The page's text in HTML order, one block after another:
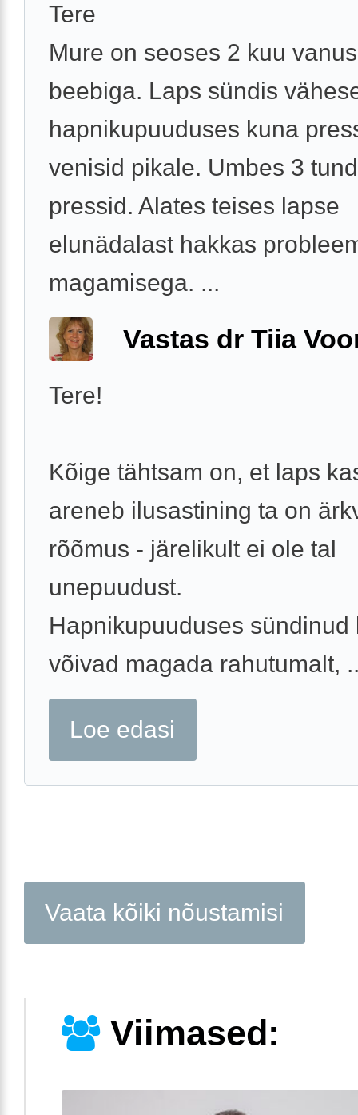
Tere
Mure on seoses 2 kuu
beebiga. Laps sündis
hapnikupuuduses kuna
venisid pikale. Umbes 3
pressid. Alates teises lapse
elunädalast hakkas
magamisega. ...
Vastas dr Tiia
Tere!
Kõige tähtsam on, et laps
areneb ilusastining ta on
rõõmus - järelikult ei ole tal
unepuudust.
Hapnikupuuduses sündinud
võivad magada rahutumalt,
Loe edasi
Vaata kõiki nõustamisi
Viimased: